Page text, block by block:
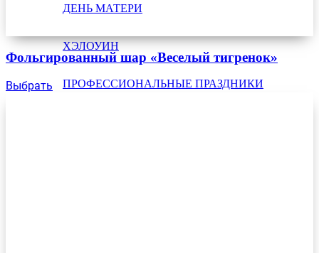
ДЕНЬ МАТЕРИ
ХЭЛОУИН
ПРОФЕССИОНАЛЬНЫЕ ПРАЗДНИКИ
Фольгированный шар «Веселый тигренок»
Выбрать